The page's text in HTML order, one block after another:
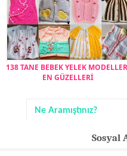
138 TANE BEBEK YELEK
EN GÜZELLERİ
Sosyal